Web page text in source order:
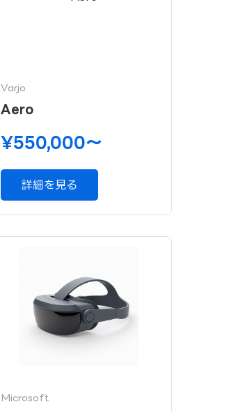
Varjo
Aero
¥550,000〜
詳細を見る
Microsoft